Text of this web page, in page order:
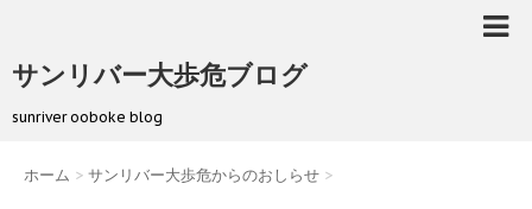
サンリバー大歩危ブログ
sunriver ooboke blog
ホーム > サンリバー大歩危からのおしらせ >